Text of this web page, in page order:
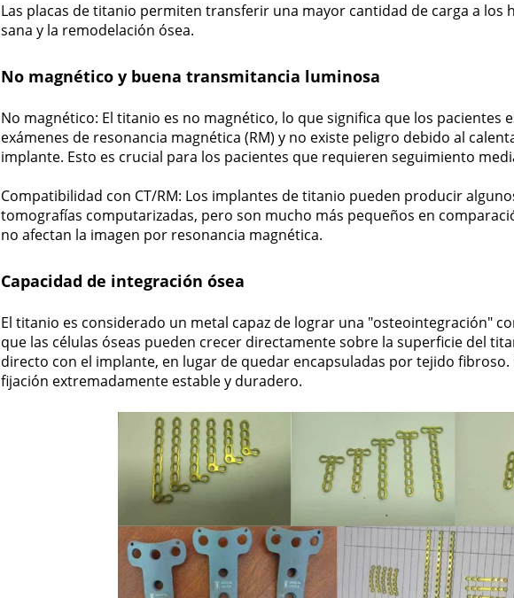
Las placas de titanio permiten transferir una mayor cantidad de carga a los
sana y la remodelación ósea.
No magnético y buena transmitancia luminosa
No magnético: El titanio es no magnético, lo que significa que los pacientes
exámenes de resonancia magnética (RM) y no existe peligro debido al
implante. Esto es crucial para los pacientes que requieren seguimiento
Compatibilidad con CT/RM: Los implantes de titanio pueden producir
tomografías computarizadas, pero son mucho más pequeños en
no afectan la imagen por resonancia magnética.
Capacidad de integración ósea
El titanio es considerado un metal capaz de lograr una "osteointegración"
que las células óseas pueden crecer directamente sobre la superficie del
directo con el implante, en lugar de quedar encapsuladas por tejido
fijación extremadamente estable y duradero.